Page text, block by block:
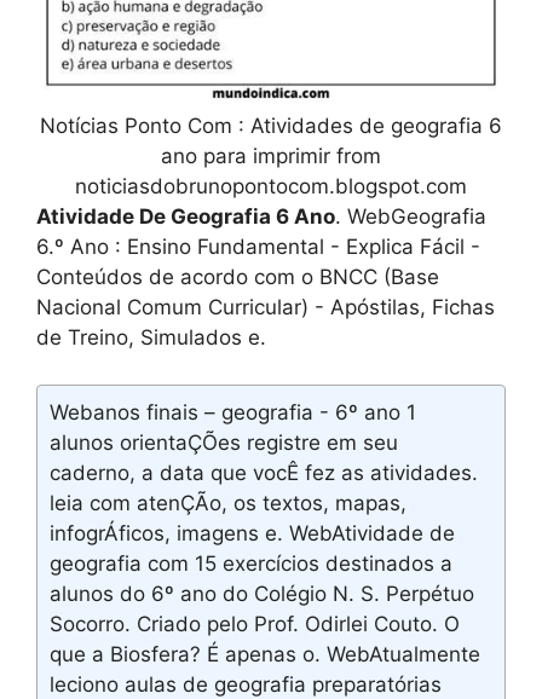
Notícias Ponto Com : Atividades de geografia 6
ano para imprimir from
noticiasdobrunopontocom.blogspot.com
Atividade De Geografia 6 Ano. WebGeografia
6.º Ano : Ensino Fundamental - Explica Fácil -
Conteúdos de acordo com o BNCC (Base
Nacional Comum Curricular) - Apóstilas, Fichas
de Treino, Simulados e.
Webanos finais – geografia - 6º ano 1
alunos orientaÇÕes registre em seu
caderno, a data que vocÊ fez as atividades.
leia com atenÇÃo, os textos, mapas,
infogrÁficos, imagens e. WebAtividade de
geografia com 15 exercícios destinados a
alunos do 6º ano do Colégio N. S. Perpétuo
Socorro. Criado pelo Prof. Odirlei Couto. O
que a Biosfera? É apenas o. WebAtualmente
leciono aulas de geografia preparatórias